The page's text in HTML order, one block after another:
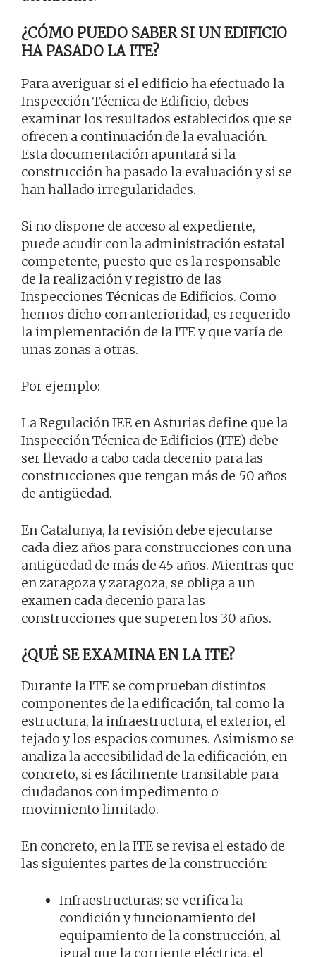
¿CÓMO PUEDO SABER SI UN EDIFICIO
HA PASADO LA ITE?
Para averiguar si el edificio ha efectuado la
Inspección Técnica de Edificio, debes
examinar los resultados establecidos que se
ofrecen a continuación de la evaluación.
Esta documentación apuntará si la
construcción ha pasado la evaluación y si se
han hallado irregularidades.
Si no dispone de acceso al expediente,
puede acudir con la administración estatal
competente, puesto que es la responsable
de la realización y registro de las
Inspecciones Técnicas de Edificios. Como
hemos dicho con anterioridad, es requerido
la implementación de la ITE y que varía de
unas zonas a otras.
Por ejemplo:
La Regulación IEE en Asturias define que la
Inspección Técnica de Edificios (ITE) debe
ser llevado a cabo cada decenio para las
construcciones que tengan más de 50 años
de antigüedad.
En Catalunya, la revisión debe ejecutarse
cada diez años para construcciones con una
antigüedad de más de 45 años. Mientras que
en zaragoza y zaragoza, se obliga a un
examen cada decenio para las
construcciones que superen los 30 años.
¿QUÉ SE EXAMINA EN LA ITE?
Durante la ITE se comprueban distintos
componentes de la edificación, tal como la
estructura, la infraestructura, el exterior, el
tejado y los espacios comunes. Asimismo se
analiza la accesibilidad de la edificación, en
concreto, si es fácilmente transitable para
ciudadanos con impedimento o
movimiento limitado.
En concreto, en la ITE se revisa el estado de
las siguientes partes de la construcción:
Infraestructuras: se verifica la
condición y funcionamiento del
equipamiento de la construcción, al
igual que la corriente eléctrica, el